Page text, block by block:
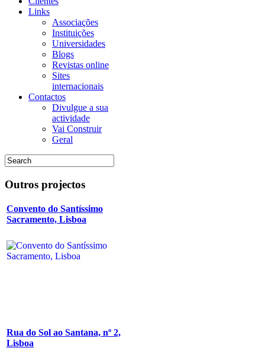
Links
Associações
Instituições
Universidades
Blogs
Revistas online
Sites
internacionais
Contactos
Divulgue a sua
actividade
Vai Construir
Geral
Outros projectos
Convento do Santíssimo
Sacramento, Lisboa
Rua do Sol ao Santana, nº 2,
Lisboa